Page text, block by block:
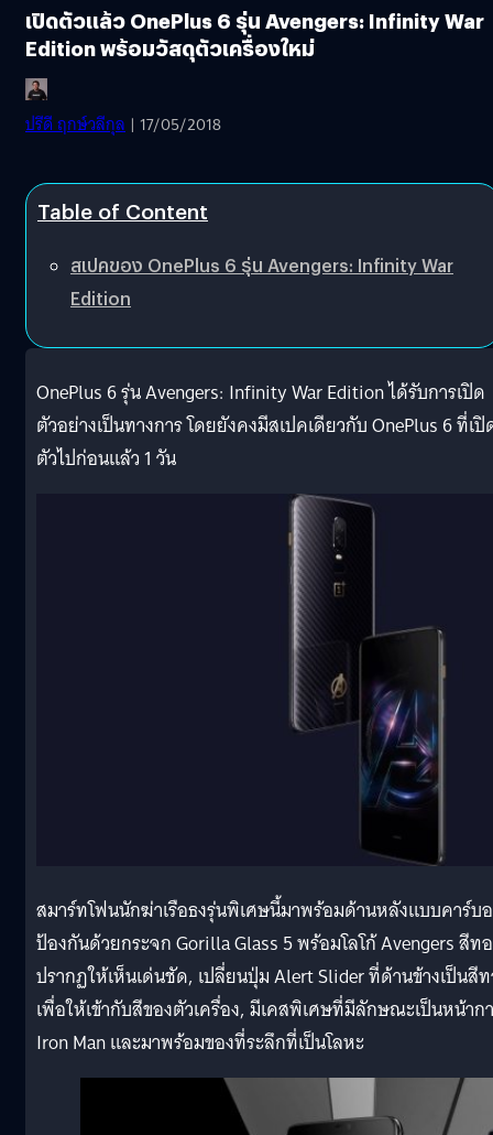
เปิดตัวแล้ว OnePlus 6 รุ่น Avengers: Infinity War
Edition พร้อมวัสดุตัวเครื่องใหม่
ปรีดี ฤกษ์วลีกุล | 17/05/2018
Table of Content
สเปคของ OnePlus 6 รุ่น Avengers: Infinity War
Edition
OnePlus 6 รุ่น Avengers: Infinity War Edition ได้รับการเปิด
ตัวอย่างเป็นทางการ โดยยังคงมีสเปคเดียวกับ OnePlus 6 ที่เ
ตัวไปก่อนแล้ว 1 วัน
สมาร์ทโฟนนักฆ่าเรือธงรุ่นพิเศษนี้มาพร้อมด้านหลังแบบคาร์บ
ป้องกันด้วยกระจก Gorilla Glass 5 พร้อมโลโก้ Avengers สีท
ปรากฏให้เห็นเด่นชัด, เปลี่ยนปุ่ม Alert Slider ที่ด้านข้างเป็นสี
เพื่อให้เข้ากับสีของตัวเครื่อง, มีเคสพิเศษที่มีลักษณะเป็นหน้าก
Iron Man และมาพร้อมของที่ระลึกที่เป็นโลหะ